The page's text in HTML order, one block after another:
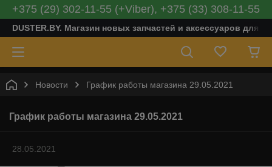
+375 (29) 302-11-55 (+Viber), +375 (33) 308-11-55
DUSTER.BY. Магазин новых запчастей и аксессуаров для
Новости График работы магазина 29.05.2021
График работы магазина 29.05.2021
28.05.2021